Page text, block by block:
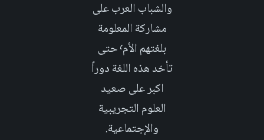
والشباب العرب على
مشاركة المعلومة
بلغتهم الأم٬ حتى
تأخد هذه اللغة دوراً
اكبر على صعيد
العلوم التجريبية
والإجتماعية.